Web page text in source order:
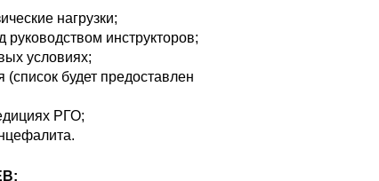
нагрузки;
руководством инструкторов;
условиях;
будет предоставлен
РГО;